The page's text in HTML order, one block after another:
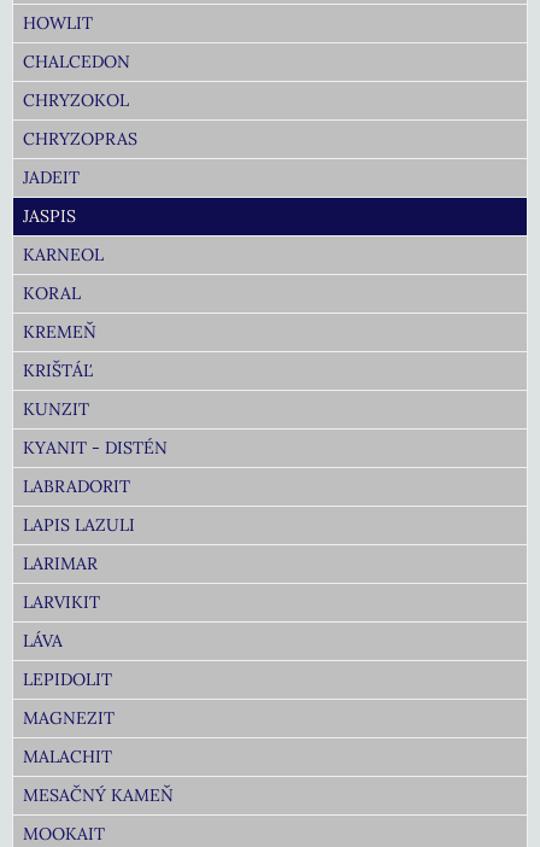
HOWLIT
CHALCEDON
CHRYZOKOL
CHRYZOPRAS
JADEIT
JASPIS
KARNEOL
KORAL
KREMEŇ
KRIŠTÁĽ
KUNZIT
KYANIT - DISTÉN
LABRADORIT
LAPIS LAZULI
LARIMAR
LARVIKIT
LÁVA
LEPIDOLIT
MAGNEZIT
MALACHIT
MESAČNÝ KAMEŇ
MOOKAIT